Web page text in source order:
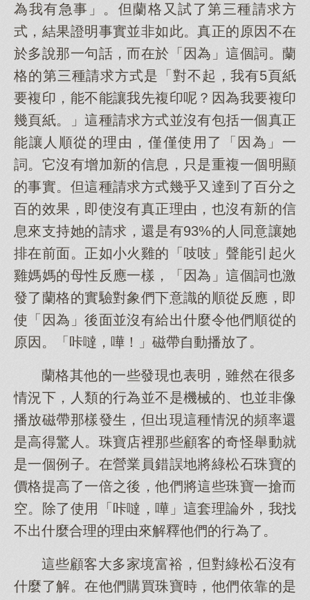
為我有急事」。但蘭格又試了第三種請求方
式，結果證明事實並非如此。真正的原因不在
於多說那一句話，而在於「因為」這個詞。蘭
格的第三種請求方式是「對不起，我有5頁紙
要複印，能不能讓我先複印呢？因為我要複印
幾頁紙。」這種請求方式並沒有包括一個真正
能讓人順從的理由，僅僅使用了「因為」一
詞。它沒有增加新的信息，只是重複一個明顯
的事實。但這種請求方式幾乎又達到了百分之
百的效果，即使沒有真正理由，也沒有新的信
息來支持她的請求，還是有93%的人同意讓她
排在前面。正如小火雞的「吱吱」聲能引起火
雞媽媽的母性反應一樣，「因為」這個詞也激
發了蘭格的實驗對象們下意識的順從反應，即
使「因為」後面並沒有給出什麼令他們順從的
原因。「咔噠，嘩！」磁帶自動播放了。
蘭格其他的一些發現也表明，雖然在很多
情況下，人類的行為並不是機械的、也並非像
播放磁帶那樣發生，但出現這種情況的頻率還
是高得驚人。珠寶店裡那些顧客的奇怪舉動就
是一個例子。在營業員錯誤地將綠松石珠寶的
價格提高了一倍之後，他們將這些珠寶一搶而
空。除了使用「咔噠，嘩」這套理論外，我找
不出什麼合理的理由來解釋他們的行為了。
這些顧客大多家境富裕，但對綠松石沒有
什麼了解。在他們購買珠寶時，他們依靠的是